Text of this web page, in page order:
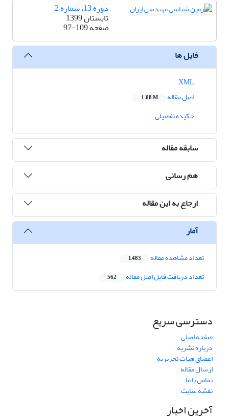
دوره 13، شماره 2
تابستان 1399
صفحه97-109
فایل ها
اصل مقاله
1.08 M
چکیده تفصیلی
سابقه مقاله
هم رسانی
ارجاع به این مقاله
آمار
تعداد مشاهده مقاله 1,483
تعداد دریافت فایل اصل مقاله 562
دسترسی سریع
صفحه اصلی
درباره نشریه
اعضای هیات تحریریه
ارسال مقاله
تماس با ما
نقشه سایت
آخرین اخبار